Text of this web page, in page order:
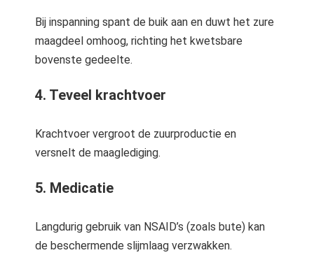
Bij inspanning spant de buik aan en duwt het zure
maagdeel omhoog, richting het kwetsbare
bovenste gedeelte.
4. Teveel krachtvoer
Krachtvoer vergroot de zuurproductie en
versnelt de maaglediging.
5. Medicatie
Langdurig gebruik van NSAID’s (zoals bute) kan
de beschermende slijmlaag verzwakken.